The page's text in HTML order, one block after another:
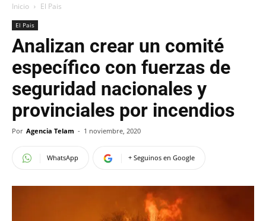
Inicio El Pais
El Pais
Analizan crear un comité
específico con fuerzas de
seguridad nacionales y
provinciales por incendios
Por Agencia Telam - 1 noviembre, 2020
WhatsApp + Seguinos en Google